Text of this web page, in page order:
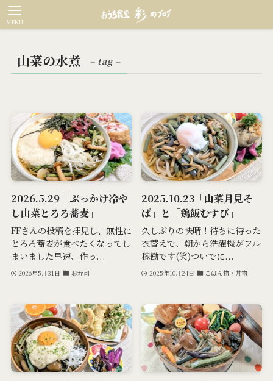
MENU
山菜の水煮 – tag –
2026.5.29「ぶっかけ冷や
し山菜とろろ蕎麦」
FFさんの投稿を拝見し、無性に
とろろ蕎麦が食べたくなってし
まいました早速、作っ...
2026年5月31日 お寿司
2025.10.23「山菜月見そ
ば」と「鶏飯むすび」
久しぶりの快晴！待ちに待った
衣替えで、朝から洗濯機がフル
稼働です(笑)ついでに...
2025年10月24日 ごはん物・丼物